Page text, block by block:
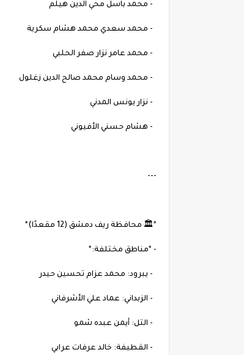
- محمد باسل محي الدين هيلم
- محمد سعدي محمد هشام سكرية
- محمد عامر نزار صفر الحلبي
- محمد وسام محمد صالح الدين زغلول
- نزار يونس المدني
- هشام حسني الأفيوني
---
*🏛 محافظة ريف دمشق (12 مقعدًا)*
- *مناطق مختلفة:*
- يبرود: محمد عزام تحسين حيدر
- الزبداني: عماد علي الأشرفاني
- التل: أيمن عبده شمو
- القطيفة: خالد عرفات عرابي